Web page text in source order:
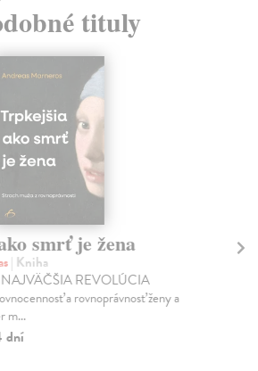
tituly
smrť je žena
| Kniha
REVOLÚCIA
a rovnoprávnosť ženy a
m...
dní